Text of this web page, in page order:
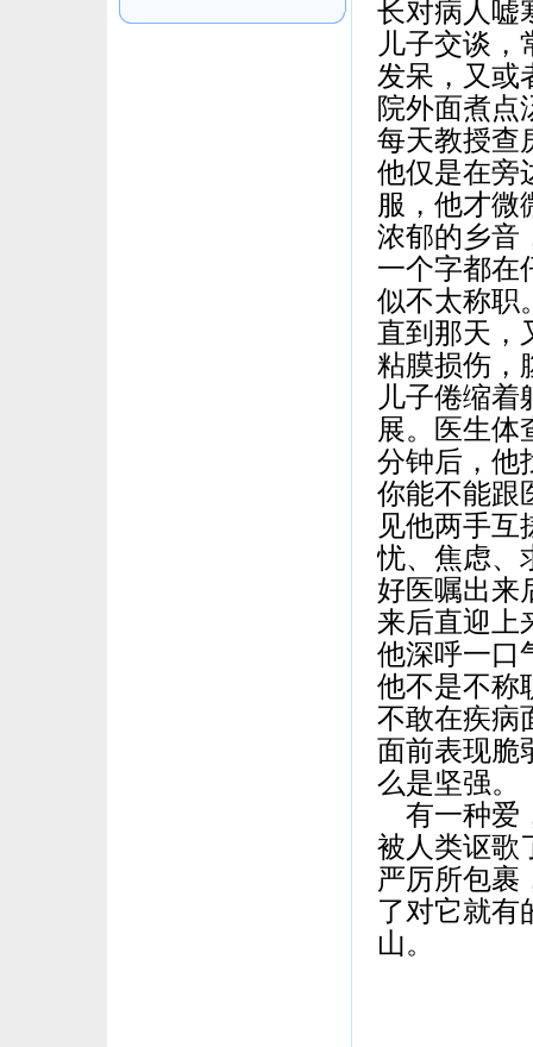
长对病人嘘
儿子交谈
发呆，又或
院外面煮点
每天教授查
他仅是在旁
服，他才微
浓郁的乡音
一个字都在
似不太称职
直到那天，
粘膜损伤，
儿子倦缩
展。医生体
分钟后，他
你能不能跟
见他两手
忧、焦虑、
好医嘱出来
来后直迎上
他深呼一口
他不是不称
不敢在疾病
面前表现脆
么是坚强。
有一种爱
被人类讴歌
严厉所包裹
了对它就有
山。